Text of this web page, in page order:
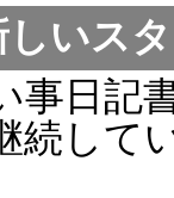
いス
事日記
続して